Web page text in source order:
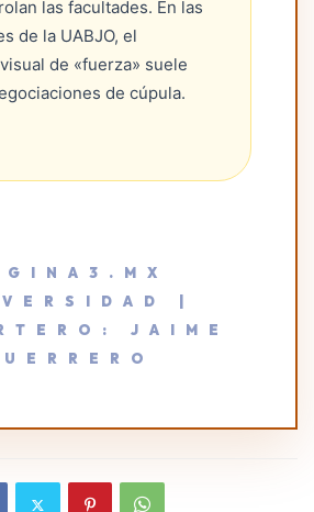
las facultades. En las
de la UABJO, el
de «fuerza» suele
de cúpula.
|
JAIME